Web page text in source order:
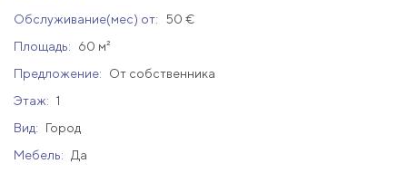
Обслуживание(мес) от:
50 €
Площадь:
60 м²
Предложение:
От собственника
Этаж: 1
Вид:
Город
Мебель:
Да